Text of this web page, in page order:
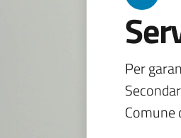
Per
Comune